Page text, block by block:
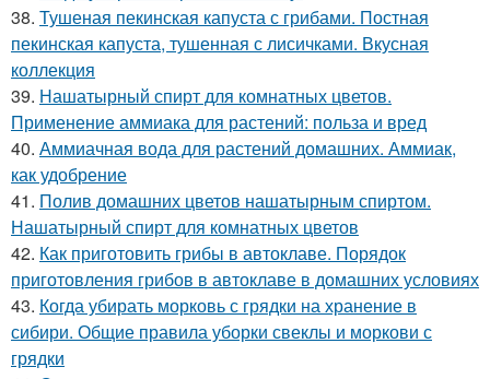
38. Тушеная пекинская капуста с грибами. Постная
пекинская капуста, тушенная с лисичками. Вкусная
коллекция
39. Нашатырный спирт для комнатных цветов.
Применение аммиака для растений: польза и вред
40. Аммиачная вода для растений домашних. Аммиак,
как удобрение
41. Полив домашних цветов нашатырным спиртом.
Нашатырный спирт для комнатных цветов
42. Как приготовить грибы в автоклаве. Порядок
приготовления грибов в автоклаве в домашних условиях
43. Когда убирать морковь с грядки на хранение в
сибири. Общие правила уборки свеклы и моркови с
грядки